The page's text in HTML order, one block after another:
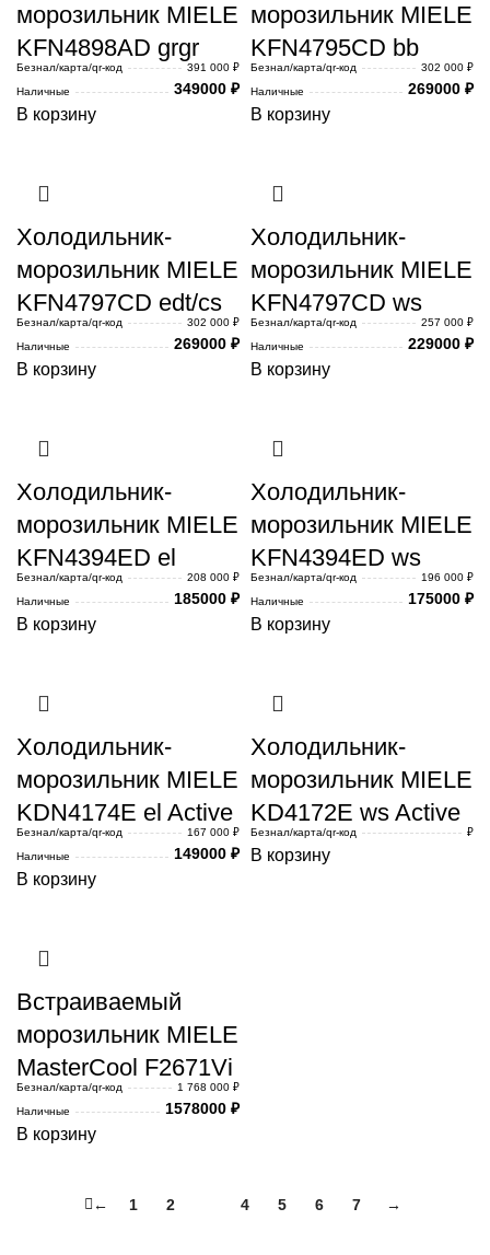
морозильник MIELE
KFN4898AD grgr
Безнал/карта/qr-код
391 000 ₽
Наличные
349000 ₽
В корзину
морозильник MIELE
KFN4795CD bb
Безнал/карта/qr-код
302 000 ₽
Наличные
269000 ₽
В корзину
Холодильник-
морозильник MIELE
KFN4797CD edt/cs
Безнал/карта/qr-код
302 000 ₽
Наличные
269000 ₽
В корзину
Холодильник-
морозильник MIELE
KFN4797CD ws
Безнал/карта/qr-код
257 000 ₽
Наличные
229000 ₽
В корзину
Холодильник-
морозильник MIELE
KFN4394ED el
Безнал/карта/qr-код
208 000 ₽
Наличные
185000 ₽
В корзину
Холодильник-
морозильник MIELE
KFN4394ED ws
Безнал/карта/qr-код
196 000 ₽
Наличные
175000 ₽
В корзину
Холодильник-
морозильник MIELE
KDN4174E el Active
Безнал/карта/qr-код
167 000 ₽
Наличные
149000 ₽
В корзину
Холодильник-
морозильник MIELE
KD4172E ws Active
Безнал/карта/qr-код ₽
В корзину
Встраиваемый
морозильник MIELE
MasterCool F2671Vi
Безнал/карта/qr-код
1 768 000 ₽
Наличные
1578000 ₽
В корзину
← 1 2 4 5 6 7 →